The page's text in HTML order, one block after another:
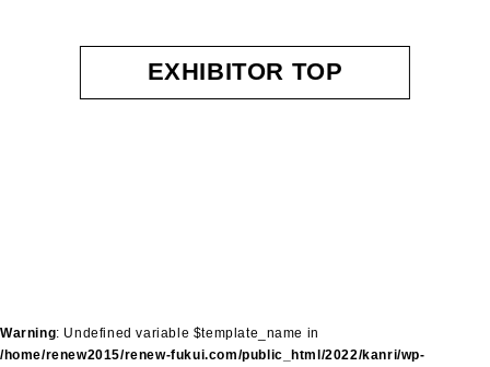
EXHIBITOR TOP
Warning: Undefined variable $template_name in
/home/renew2015/renew-fukui.com/public_html/2022/kanri/wp-